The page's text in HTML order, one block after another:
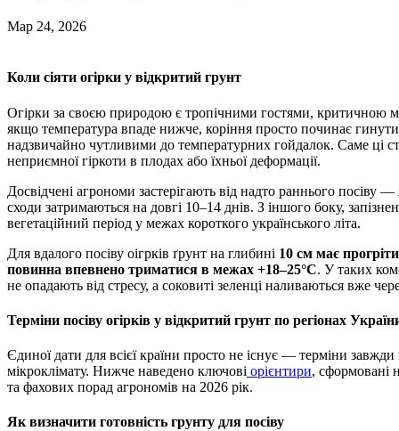
Мар 24, 2026
Коли сіяти огірки у відкритий грунт
Огірки за своєю природою є тропічними гостями, критичною межею для їхньої кореневої системи є позначка +8°C —
якщо температура впаде нижче, коріння просто починає
надзвичайно чутливими до температурних гойдалок. Саме ці
неприємної гіркоти в плодах або їхньої деформації.
Досвідчені агрономи застерігають від надто раннього посіву
сходи затримаються на довгі 10–14 днів. З іншого боку,
вегетаційний період у межах короткого українського літа.
Для вдалого посіву оігрків ґрунт на глибині 10 см має
повинна впевнено триматися в межах +18–25°C. У таких
не опадають від стресу, а соковиті зеленці наливаються вже
Терміни посіву огірків у відкритий грунт по регіонах
Єдиної дати для всієї країни просто не існує — терміни
мікроклімату. Нижче наведено ключові орієнтири, сформовані
та фахових порад агрономів на 2026 рік.
Як визначити готовність грунту для посіву